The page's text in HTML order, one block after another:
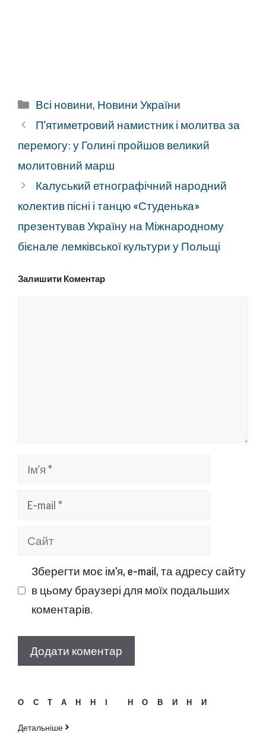
Категорії
Всі новини, Новини України
П’ятиметровий намистник і молитва за
перемогу: у Голині пройшов великий
молитовний марш
Калуський етнографічний народний
колектив пісні і танцю «Студенька»
презентував Україну на Міжнародному
бієнале лемківської культури у Польщі
Залишити Коментар
Ім’я
Сайт
Зберегти моє ім'я, e-mail, та адресу сайту
в цьому браузері для моїх подальших
коментарів.
ОСТАННІ НОВИНИ
Детальніше